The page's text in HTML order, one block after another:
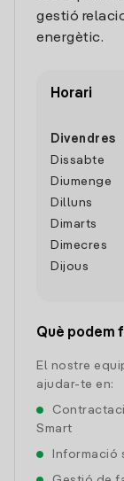
gestió
energètic.
Horari
Divendres
Dissabte
Diumenge
Dilluns
Dimarts
Dimecres
Dijous
Què podem
El nostre
ajudar-te en:
Smart
Informació